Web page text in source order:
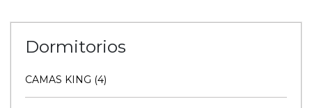
Dormitorios
CAMAS KING (4)